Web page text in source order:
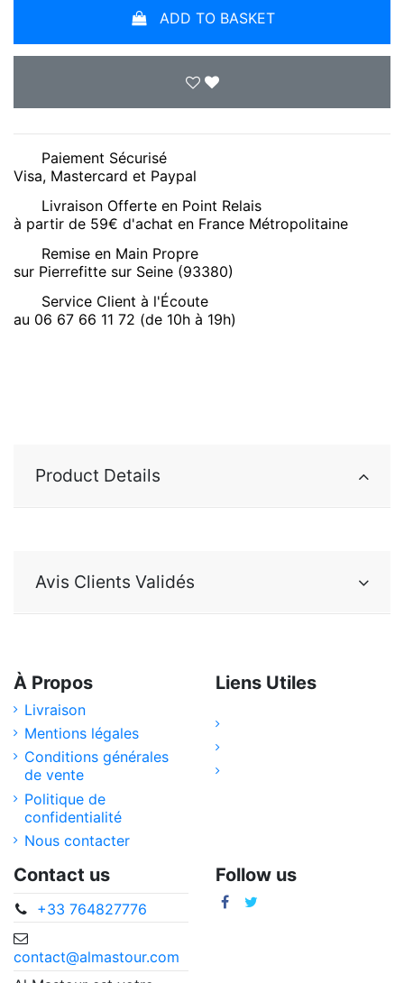
ADD TO BASKET
Paiement Sécurisé
Visa, Mastercard et Paypal
Livraison Offerte en Point Relais
à partir de 59€ d'achat en France Métropolitaine
Remise en Main Propre
sur Pierrefitte sur Seine (93380)
Service Client à l'Écoute
au 06 67 66 11 72 (de 10h à 19h)
Product Details
Avis Clients Validés
À Propos
Livraison
Mentions légales
Conditions générales
de vente
Politique de
confidentialité
Nous contacter
Liens Utiles
Contact us
+33 764827776
contact@almastour.com
Follow us